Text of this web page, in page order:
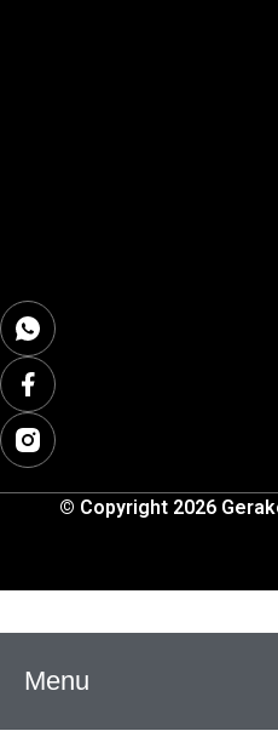
© Copyright 2026
Menu